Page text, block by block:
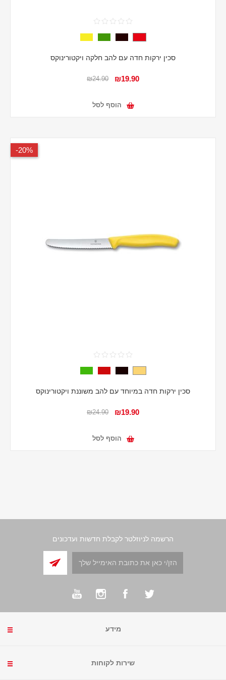
סכין ירקות חדה עם להב חלקה ויקטורינוקס
₪19.90
₪24.90
הוסף לסל
20%-
סכין ירקות חדה במיוחד עם להב משוננת ויקטורינוקס
₪19.90
₪24.90
הוסף לסל
הרשמה לניוזלטר לקבלת חדשות ועדכונים
מידע
שירות לקוחות